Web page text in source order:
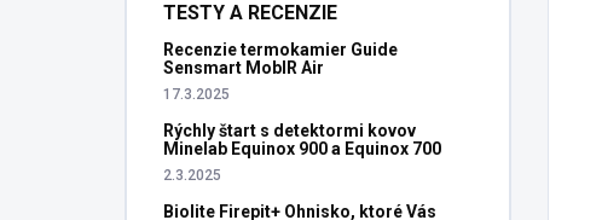
TESTY A RECENZIE
Recenzie termokamier Guide
Sensmart MobIR Air
17.3.2025
Rýchly štart s detektormi kovov
Minelab Equinox 900 a Equinox 700
2.3.2025
Biolite Firepit+ Ohnisko, ktoré Vás